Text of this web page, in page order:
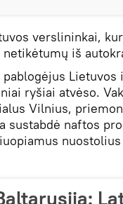
verslininkai,
iš
Lietuvos
ryšiai atvėso.
Vilnius,
sustabdė naftos